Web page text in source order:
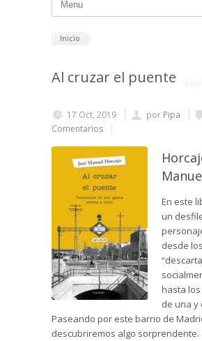
Inicio
Al cruzar el puente
17 Oct, 2019 por Pipa
Comentarios
En este
un
desde los
hasta
de una y
Paseando por este barrio de
descubriremos algo sorprendente.